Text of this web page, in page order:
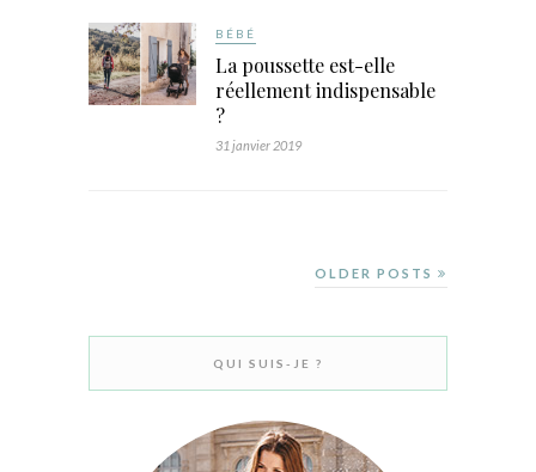
BÉBÉ
La poussette est-elle
réellement indispensable
?
31 janvier 2019
OLDER POSTS
QUI SUIS-JE ?